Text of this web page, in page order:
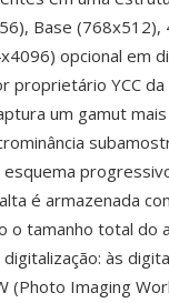
Base (768x512),
opcional em
proprietário YCC da
um gamut
é armazenada
o tamanho total do
às
(Photo Imaging